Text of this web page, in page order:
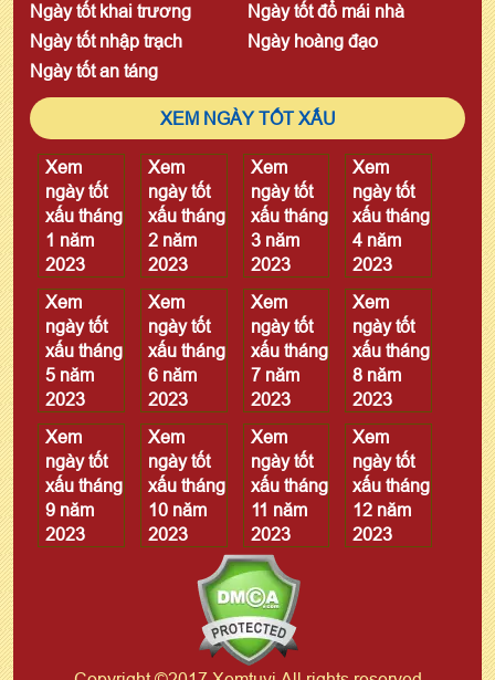
Ngày tốt khai trương
Ngày tốt đổ mái nhà
Ngày tốt nhập trạch
Ngày hoàng đạo
Ngày tốt an táng
XEM NGÀY TỐT XẤU
Xem
ngày tốt
xấu tháng
1 năm
2023
Xem
ngày tốt
xấu tháng
2 năm
2023
Xem
ngày tốt
xấu tháng
3 năm
2023
Xem
ngày tốt
xấu tháng
4 năm
2023
Xem
ngày tốt
xấu tháng
5 năm
2023
Xem
ngày tốt
xấu tháng
6 năm
2023
Xem
ngày tốt
xấu tháng
7 năm
2023
Xem
ngày tốt
xấu tháng
8 năm
2023
Xem
ngày tốt
xấu tháng
9 năm
2023
Xem
ngày tốt
xấu tháng
10 năm
2023
Xem
ngày tốt
xấu tháng
11 năm
2023
Xem
ngày tốt
xấu tháng
12 năm
2023